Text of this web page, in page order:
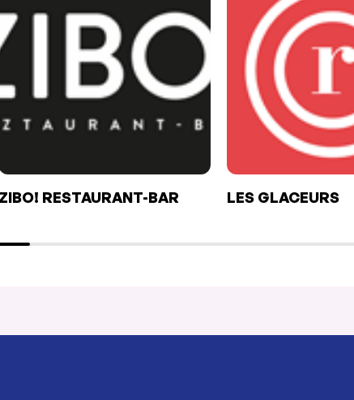
ZIBO! RESTAURANT-BAR LES GLACEURS